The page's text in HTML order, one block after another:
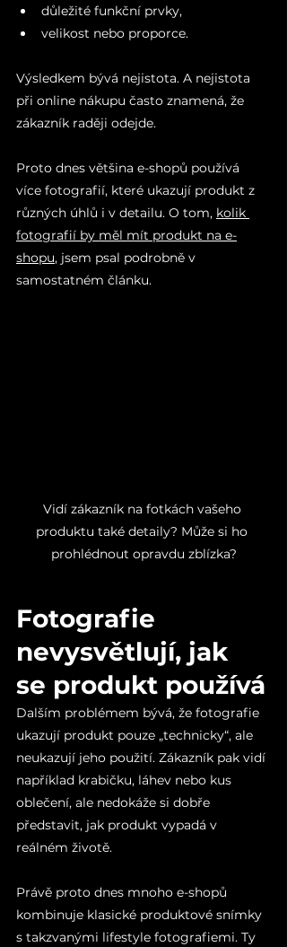
důležité funkční prvky,
velikost nebo proporce.
Výsledkem bývá nejistota. A nejistota
při online nákupu často znamená, že
zákazník raději odejde.
Proto dnes většina e-shopů používá
více fotografií, které ukazují produkt z
různých úhlů i v detailu. O tom, kolik
fotografií by měl mít produkt na e-
shopu, jsem psal podrobně v
samostatném článku.
Vidí zákazník na fotkách vašeho
produktu také detaily? Může si ho
prohlédnout opravdu zblízka?
Fotografie
nevysvětlují, jak
se produkt používá
Dalším problémem bývá, že fotografie
ukazují produkt pouze „technicky“, ale
neukazují jeho použití. Zákazník pak vidí
například krabičku, láhev nebo kus
oblečení, ale nedokáže si dobře
představit, jak produkt vypadá v
reálném životě.
Právě proto dnes mnoho e-shopů
kombinuje klasické produktové snímky
s takzvanými lifestyle fotografiemi. Ty